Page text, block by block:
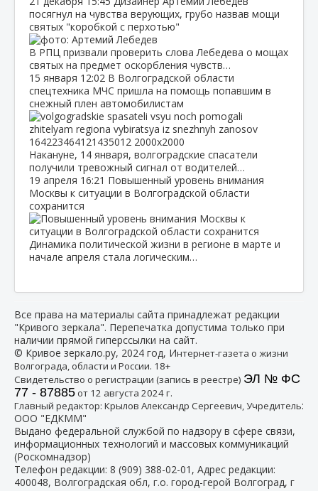
посягнул на чувства верующих, грубо назвав мощи
святых "коробкой с перхотью"
В РПЦ призвали проверить слова Лебедева о мощах
святых на предмет оскорбления чувств…
15 января 12:02 В Волгоградской области
спецтехника МЧС пришла на помощь попавшим в
снежный плен автомобилистам
Накануне, 14 января, волгоградские спасатели
получили тревожный сигнал от водителей…
19 апреля 16:21 Повышенный уровень внимания
Москвы к ситуации в Волгоградской области
сохранится
Динамика политической жизни в регионе в марте и
начале апреля стала логическим…
Все права на материалы сайта принадлежат редакции
"Кривого зеркала". Перепечатка допустима только при
наличии прямой гиперссылки на сайт.
© Кривое зеркало.ру, 2024 год, Интернет-газета о жизни
Волгограда, области и России. 18+
Свидетельство о регистрации (запись в реестре) ЭЛ № ФС
77 - 87885от 12 августа 2024 г.
Главный редактор: Крылов Александр Сергеевич, Учредитель:
ООО "ЕДКММ"
Выдано федеральной службой по надзору в сфере связи,
информационных технологий и массовых коммуникаций
(Роскомнадзор)
Телефон редакции: 8 (909) 388-02-01 , Адрес редакции:
400048, Волгоградская обл, г.о. город-герой Волгоград, г